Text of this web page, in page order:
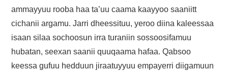
ammayyuu rooba haa ta’uu caama kaayyoo saaniitt
cichanii argamu. Jarri dheessituu, yeroo diina kaleessaa
isaan silaa sochoosun irra turaniin sossoosifamuu
hubatan, seexan saanii quuqaama hafaa. Qabsoo
keessa gufuu hedduun jiraatuyyuu empayerri diigamuun